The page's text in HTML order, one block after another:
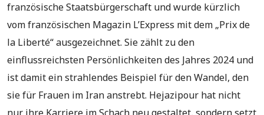
französische Staatsbürgerschaft und wurde kürzlich
vom französischen Magazin L’Express mit dem „Prix de
la Liberté“ ausgezeichnet. Sie zählt zu den
einflussreichsten Persönlichkeiten des Jahres 2024 und
ist damit ein strahlendes Beispiel für den Wandel, den
sie für Frauen im Iran anstrebt. Hejazipour hat nicht